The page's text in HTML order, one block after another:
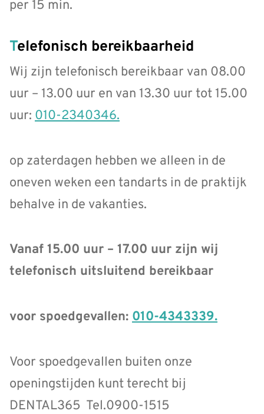
per 15 min.
Telefonisch bereikbaarheid
Wij zijn telefonisch bereikbaar van 08.00
uur – 13.00 uur en van 13.30 uur tot 15.00
uur: 010-2340346.
op zaterdagen hebben we alleen in de
oneven weken een tandarts in de praktijk
behalve in de vakanties.
Vanaf 15.00 uur – 17.00 uur zijn wij
telefonisch uitsluitend bereikbaar
voor spoedgevallen: 010-4343339.
Voor spoedgevallen buiten onze
openingstijden kunt terecht bij
DENTAL365 Tel.0900-1515